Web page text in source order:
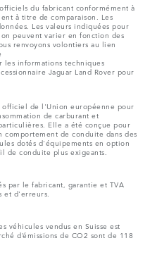
du fabricant conformément à
à titre de comparaison. Les
Les valeurs indiquées pour
peuvent varier en fonction des
renvoyons volontiers au lien
les informations techniques
Jaguar Land Rover pour
officiel de l'Union européenne pour
de carburant et
Elle a été conçue pour
de conduite dans des
dotés d'équipements en option
de conduite plus exigeants.
par le fabricant, garantie et TVA
et d'erreurs.
véhicules vendus en Suisse est
d’émissions de CO2 sont de 118